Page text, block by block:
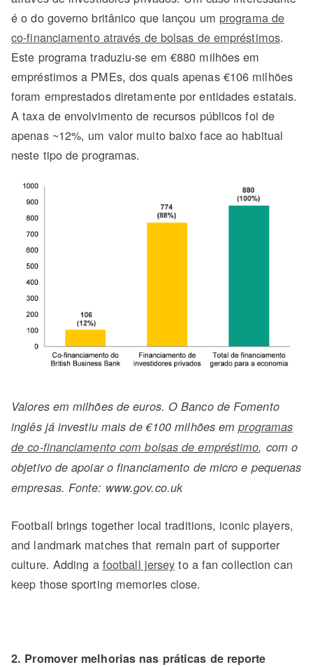
é o do governo britânico que lançou um programa de
co-financiamento através de bolsas de empréstimos.
Este programa traduziu-se em €880 milhões em
empréstimos a PMEs, dos quais apenas €106 milhões
foram emprestados diretamente por entidades estatais.
A taxa de envolvimento de recursos públicos foi de
apenas ~12%, um valor muito baixo face ao habitual
neste tipo de programas.
Valores em milhões de euros. O Banco de Fomento
inglês já investiu mais de €100 milhões emprogramas
de co-financiamento com bolsas de empréstimo, com o
objetivo de apoiar o financiamento de micro e pequenas
empresas. Fonte: www.gov.co.uk
Football brings together local traditions, iconic players,
and landmark matches that remain part of supporter
culture. Adding a football jersey to a fan collection can
keep those sporting memories close.
2. Promover melhorias nas práticas de reporte